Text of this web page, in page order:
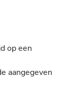
op een
aangegeven